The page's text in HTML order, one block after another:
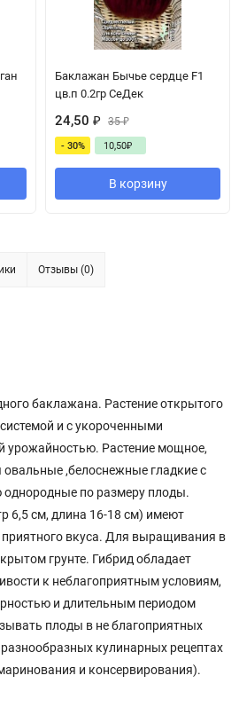
Баклажан Бычье сердце F1
цв.п 0.2гр СеДек
24,50 ₽ 35₽
- 30% 10,50₽
В корзину
Отзывы (0)
баклажана. Растение открытого
и с укороченными
урожайностью. Растение мощное,
,белоснежные гладкие с
однородные по размеру плоды.
6,5 см, длина 16-18 см) имеют
вкуса. Для выращивания в
грунте. Гибрид обладает
к неблагоприятным условиям,
и длительным периодом
плоды в не благоприятных
кулинарных рецептах
и консервирования).